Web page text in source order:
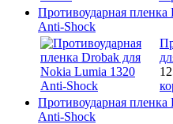
Противоударная
Anti-Shock
Противоударная
Anti-Shock